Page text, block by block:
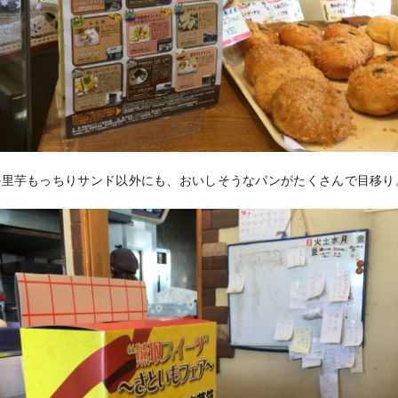
芋もっちりサンド以外にも、おいしそうなパンがたくさんで目移り